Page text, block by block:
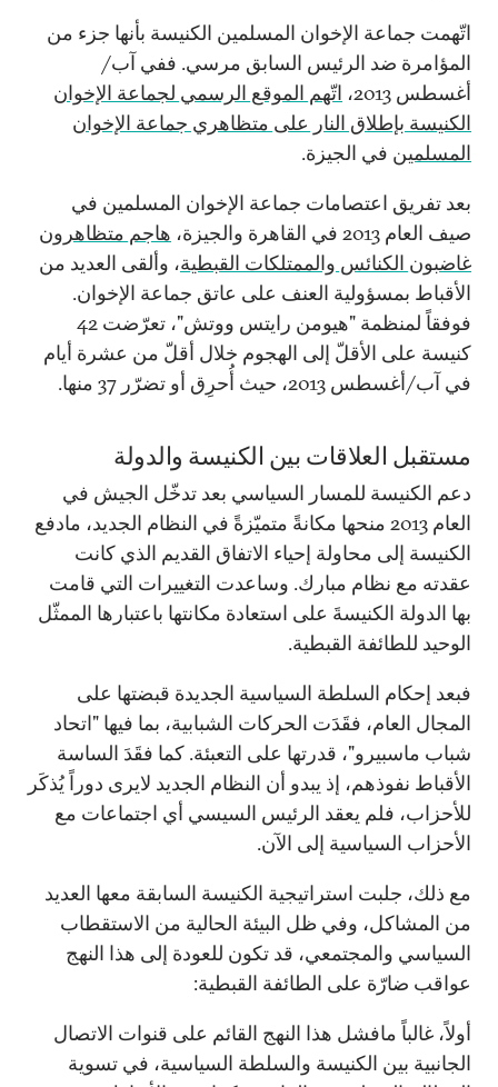
اتّهمت جماعة الإخوان المسلمين الكنيسة بأنها جزء من
المؤامرة ضد الرئيس السابق مرسي. ففي آب/
أغسطس 2013،
اتّهم الموقع الرسمي لجماعة الإخوان
الكنيسة بإطلاق النار على متظاهري جماعة الإخوان
المسلمين في الجيزة.
بعد تفريق اعتصامات جماعة الإخوان المسلمين في
صيف العام 2013 في القاهرة والجيزة،
هاجم متظاهرون
غاضبون الكنائس والممتلكات القبطية، وألقى العديد من
الأقباط بمسؤولية العنف على عاتق جماعة الإخوان.
فوفقاً لمنظمة "هيومن رايتس ووتش"، تعرّضت 42
كنيسة على الأقلّ إلى الهجوم خلال أقلّ من عشرة أيام
في آب/أغسطس 2013، حيث أُحرِق أو تضرّر 37 منها.
مستقبل العلاقات بين الكنيسة والدولة
دعم الكنيسة للمسار السياسي بعد تدخّل الجيش في
العام 2013 منحها مكانةً متميّزةً في النظام الجديد، مادفع
الكنيسة إلى محاولة إحياء الاتفاق القديم الذي كانت
عقدته مع نظام مبارك. وساعدت التغييرات التي قامت
بها الدولة الكنيسةَ على استعادة مكانتها باعتبارها الممثّل
الوحيد للطائفة القبطية.
فبعد إحكام السلطة السياسية الجديدة قبضتها على
المجال العام، فقَدَت الحركات الشبابية، بما فيها "اتحاد
شباب ماسبيرو"، قدرتها على التعبئة. كما فقَدَ الساسة
الأقباط نفوذهم، إذ يبدو أن النظام الجديد لايرى دوراً يُذكَر
للأحزاب، فلم يعقد الرئيس السيسي أي اجتماعات مع
الأحزاب السياسية إلى الآن.
مع ذلك، جلبت استراتيجية الكنيسة السابقة معها العديد
من المشاكل، وفي ظل البيئة الحالية من الاستقطاب
السياسي والمجتمعي، قد تكون للعودة إلى هذا النهج
عواقب ضارّة على الطائفة القبطية:
أولاً، غالباً مافشل هذا النهج القائم على قنوات الاتصال
الجانبية بين الكنيسة والسلطة السياسية، في تسوية